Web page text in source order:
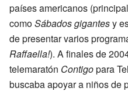
países americanos
comoSábados gigantesy
de presentar varios
Raffaella!). A finales de
telemaratón Contigopara
buscaba apoyar a niños de